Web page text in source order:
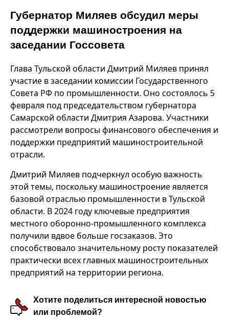
Губернатор Миляев обсудил меры
поддержки машиностроения на
заседании Госсовета
Глава Тульской области Дмитрий Миляев принял
участие в заседании комиссии Государственного
Совета РФ по промышленности. Оно состоялось 5
февраля под председательством губернатора
Самарской области Дмитрия Азарова. Участники
рассмотрели вопросы финансового обеспечения и
поддержки предприятий машиностроительной
отрасли.
Дмитрий Миляев подчеркнул особую важность
этой темы, поскольку машиностроение является
базовой отраслью промышленности в Тульской
области. В 2024 году ключевые предприятия
местного оборонно-промышленного комплекса
получили вдвое больше госзаказов. Это
способствовало значительному росту показателей
практически всех главных машиностроительных
предприятий на территории региона.
Хотите поделиться интересной новостью
или проблемой?